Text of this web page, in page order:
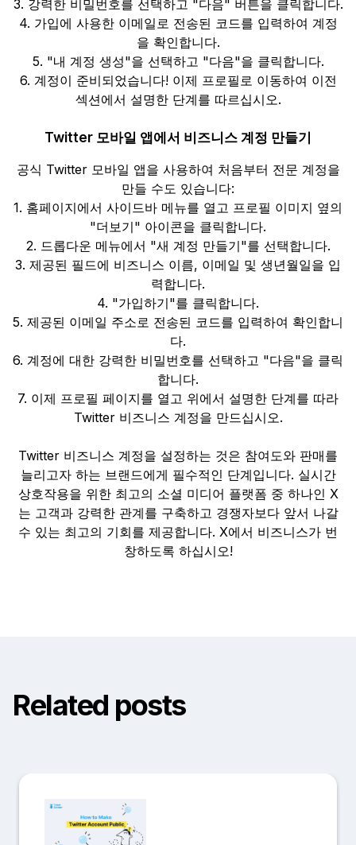
3. 강력한 비밀번호를 선택하고 "다음" 버튼을 클릭합니다.
4. 가입에 사용한 이메일로 전송된 코드를 입력하여 계정
을 확인합니다.
5. "내 계정 생성"을 선택하고 "다음"을 클릭합니다.
6. 계정이 준비되었습니다! 이제 프로필로 이동하여 이전
섹션에서 설명한 단계를 따르십시오.
Twitter 모바일 앱에서 비즈니스 계정 만들기
공식 Twitter 모바일 앱을 사용하여 처음부터 전문 계정을
만들 수도 있습니다:
1. 홈페이지에서 사이드바 메뉴를 열고 프로필 이미지 옆의
"더보기" 아이콘을 클릭합니다.
2. 드롭다운 메뉴에서 "새 계정 만들기"를 선택합니다.
3. 제공된 필드에 비즈니스 이름, 이메일 및 생년월일을 입
력합니다.
4. "가입하기"를 클릭합니다.
5. 제공된 이메일 주소로 전송된 코드를 입력하여 확인합니
다.
6. 계정에 대한 강력한 비밀번호를 선택하고 "다음"을 클릭
합니다.
7. 이제 프로필 페이지를 열고 위에서 설명한 단계를 따라
Twitter 비즈니스 계정을 만드십시오.
Twitter 비즈니스 계정을 설정하는 것은 참여도와 판매를
늘리고자 하는 브랜드에게 필수적인 단계입니다. 실시간
상호작용을 위한 최고의 소셜 미디어 플랫폼 중 하나인 X
는 고객과 강력한 관계를 구축하고 경쟁자보다 앞서 나갈
수 있는 최고의 기회를 제공합니다. X에서 비즈니스가 번
창하도록 하십시오!
Related posts